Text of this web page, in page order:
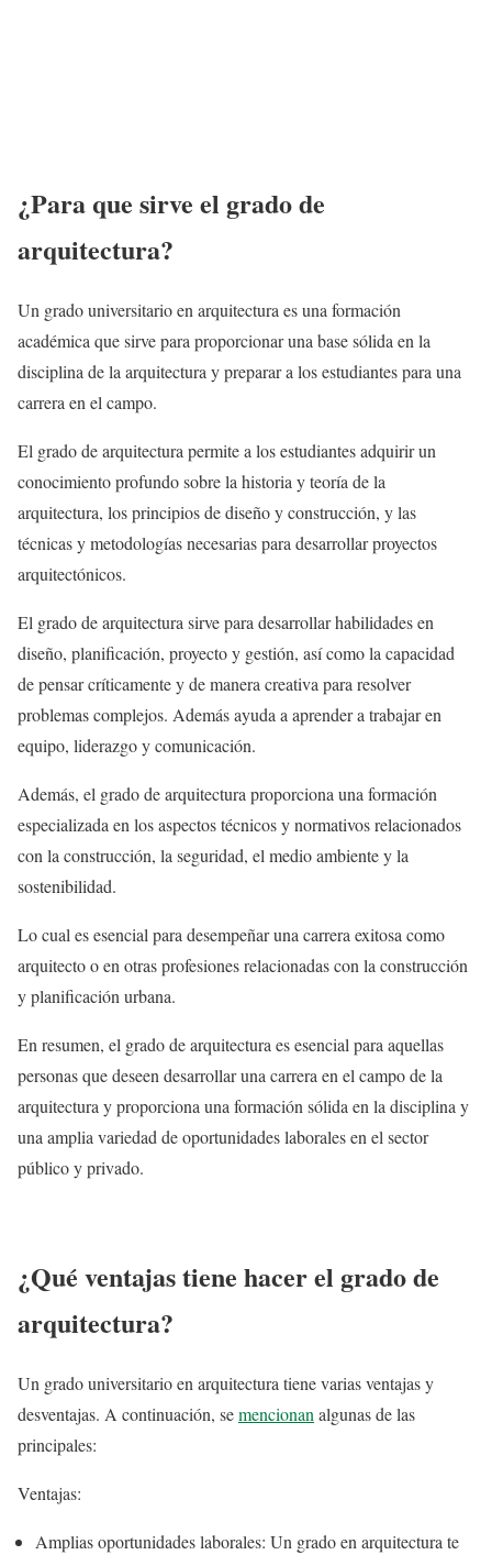
¿Para que sirve el grado de
arquitectura?
Un grado universitario en arquitectura es una formación
académica que sirve para proporcionar una base sólida en la
disciplina de la arquitectura y preparar a los estudiantes para una
carrera en el campo.
El grado de arquitectura permite a los estudiantes adquirir un
conocimiento profundo sobre la historia y teoría de la
arquitectura, los principios de diseño y construcción, y las
técnicas y metodologías necesarias para desarrollar proyectos
arquitectónicos.
El grado de arquitectura sirve para desarrollar habilidades en
diseño, planificación, proyecto y gestión, así como la capacidad
de pensar críticamente y de manera creativa para resolver
problemas complejos. Además ayuda a aprender a trabajar en
equipo, liderazgo y comunicación.
Además, el grado de arquitectura proporciona una formación
especializada en los aspectos técnicos y normativos relacionados
con la construcción, la seguridad, el medio ambiente y la
sostenibilidad.
Lo cual es esencial para desempeñar una carrera exitosa como
arquitecto o en otras profesiones relacionadas con la construcción
y planificación urbana.
En resumen, el grado de arquitectura es esencial para aquellas
personas que deseen desarrollar una carrera en el campo de la
arquitectura y proporciona una formación sólida en la disciplina y
una amplia variedad de oportunidades laborales en el sector
público y privado.
¿Qué ventajas tiene hacer el grado de
arquitectura?
Un grado universitario en arquitectura tiene varias ventajas y
desventajas. A continuación, semencionan algunas de las
principales:
Ventajas:
Amplias oportunidades laborales: Un grado en arquitectura te